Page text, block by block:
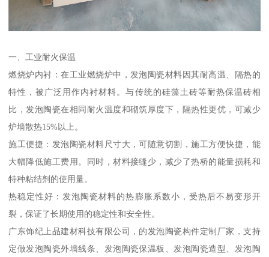
一、工业耐火保温
燃烧炉内衬：在工业燃烧炉中，发泡陶瓷材料因其耐高温、隔热的
特性，被广泛用作内衬材料。与传统的硅藻土砖等耐热保温砖相
比，发泡陶瓷在相同耐火温度和砌筑厚度下，隔热性更优，可减少
炉墙散热15%以上。
施工便捷：发泡陶瓷材料尺寸大，可随意切割，施工方便快捷，能
大幅降低施工费用。同时，材料接缝少，减少了热桥的能量损耗和
特种粘结剂的使用量。
热稳定性好：发泡陶瓷材料的热膨胀系数小，受热后不易变形开
裂，保证了长期使用的稳定性和安全性。
广东饰纪上品建材科技有限公司，的发泡陶瓷构件定制厂家，支持
定做发泡陶瓷外墙线条、发泡陶瓷保温板、发泡陶瓷造型、发泡陶